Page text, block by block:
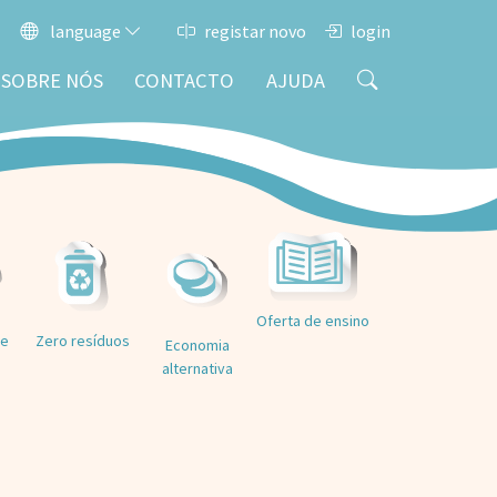
language registar novo login
SOBRE NÓS CONTACTO AJUDA
Zero resíduos
Economia
alternativa
Oferta de ensino